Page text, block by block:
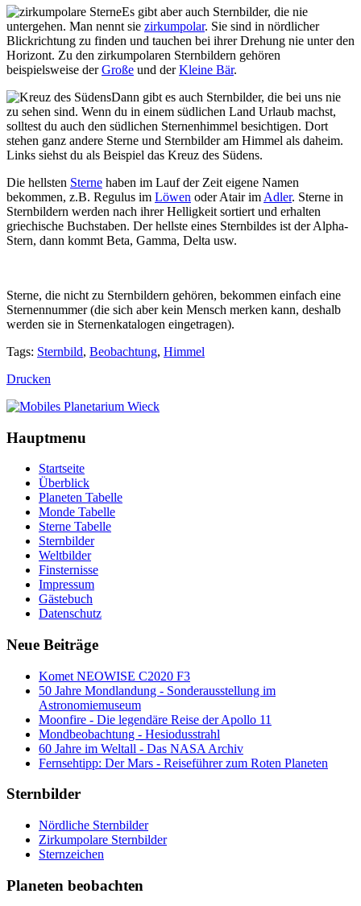
Es gibt aber auch Sternbilder, die nie
untergehen. Man nennt sie zirkumpolar. Sie sind in nördlicher
Blickrichtung zu finden und tauchen bei ihrer Drehung nie unter den
Horizont. Zu den zirkumpolaren Sternbildern gehören
beispielsweise derGroße und derKleine Bär.
Dann gibt es auch Sternbilder, die bei uns nie
zu sehen sind. Wenn du in einem südlichen Land Urlaub machst,
solltest du auch den südlichen Sternenhimmel besichtigen. Dort
stehen ganz andere Sterne und Sternbilder am Himmel als daheim.
Links siehst du als Beispiel das Kreuz des Südens.
Die hellsten Sterne haben im Lauf der Zeit eigene Namen
bekommen, z.B. Regulus im Löwen oder Atair im Adler. Sterne in
Sternbildern werden nach ihrer Helligkeit sortiert und erhalten
griechische Buchstaben. Der hellste eines Sternbildes ist der Alpha-
Stern, dann kommt Beta, Gamma, Delta usw.
Sterne, die nicht zu Sternbildern gehören, bekommen einfach eine
Sternennummer (die sich aber kein Mensch merken kann, deshalb
werden sie in Sternenkatalogen eingetragen).
Tags: Sternbild, Beobachtung, Himmel
Drucken
Hauptmenu
Startseite
Überblick
Planeten Tabelle
Monde Tabelle
Sterne Tabelle
Sternbilder
Weltbilder
Finsternisse
Impressum
Gästebuch
Datenschutz
Neue Beiträge
Komet NEOWISE C2020 F3
50 Jahre Mondlandung - Sonderausstellung im
Astronomiemuseum
Moonfire - Die legendäre Reise der Apollo 11
Mondbeobachtung - Hesiodusstrahl
60 Jahre im Weltall - Das NASA Archiv
Fernsehtipp: Der Mars - Reiseführer zum Roten Planeten
Sternbilder
Nördliche Sternbilder
Adler
Andromeda
Becher
Zirkumpolare Sternbilder
Cassiopeia
Giraffe
Sternzeichen
Jungfrau
Planeten beobachten